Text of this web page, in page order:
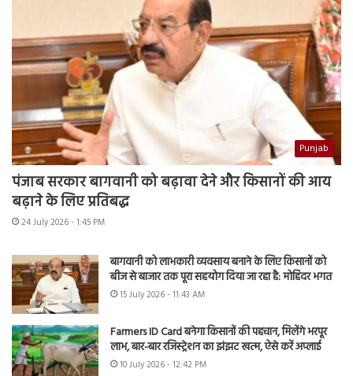
Punjab
पंजाब सरकार बागवानी को बढ़ावा देने और किसानों की आय
बढ़ाने के लिए प्रतिबद्ध
24 July 2026 - 1:45 PM
बागवानी को लाभकारी व्यवसाय बनाने के लिए किसानों को
बीज से बाजार तक पूरा सहयोग दिया जा रहा है: मोहिंदर भगत
15 July 2026 - 11:43 AM
Farmers ID Card बनेगा किसानों की पहचान, मिलेंगे भरपूर
लाभ, बार-बार रजिस्ट्रेशन का झंझट खत्म, ऐसे करें अप्लाई
10 July 2026 - 12:42 PM